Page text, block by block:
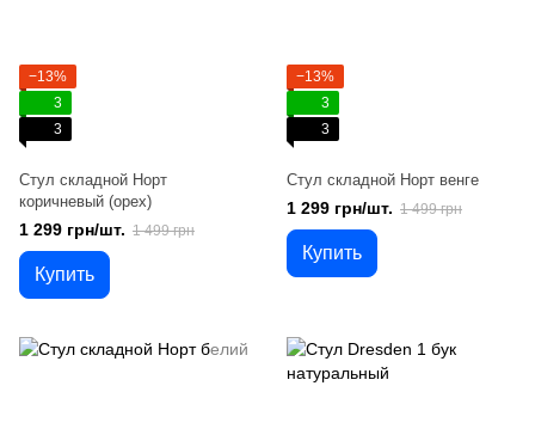
−13%
3
3
Стул складной Норт
коричневый (орех)
1 299 грн/шт. 1 499 грн
Купить
−13%
3
3
Стул складной Норт венге
1 299 грн/шт. 1 499 грн
Купить